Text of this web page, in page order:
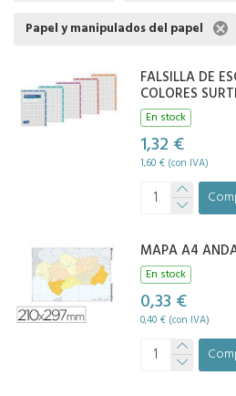
Papel y manipulados del papel
FALSILLA DE
COLORES
En stock
1,32 €
1,60 € (con IVA)
MAPA A4
En stock
0,33 €
0,40 € (con IVA)